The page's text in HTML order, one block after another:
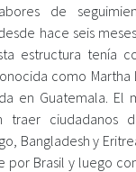
de
hace seis
estructura tenía
como Martha
en Guatemala. El
traer ciudadanos
Bangladesh y
por Brasil y luego